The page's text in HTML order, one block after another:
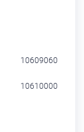
10609060
10610000